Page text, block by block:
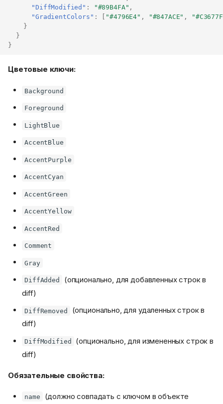
"DiffModified" : "#89B4FA" ,
"GradientColors" : [ "#4796E4" , "#847ACE" ,
}
}
}
Цветовые ключи:
Background
Foreground
LightBlue
AccentBlue
AccentPurple
AccentCyan
AccentGreen
AccentYellow
AccentRed
Comment
Gray
DiffAdded
(опционально, для добавленных строк в
diff)
DiffRemoved
(опционально, для удаленных строк в
diff)
DiffModified
(опционально, для измененных строк в
diff)
Обязательные свойства:
name (должно совпадать с ключом в объекте